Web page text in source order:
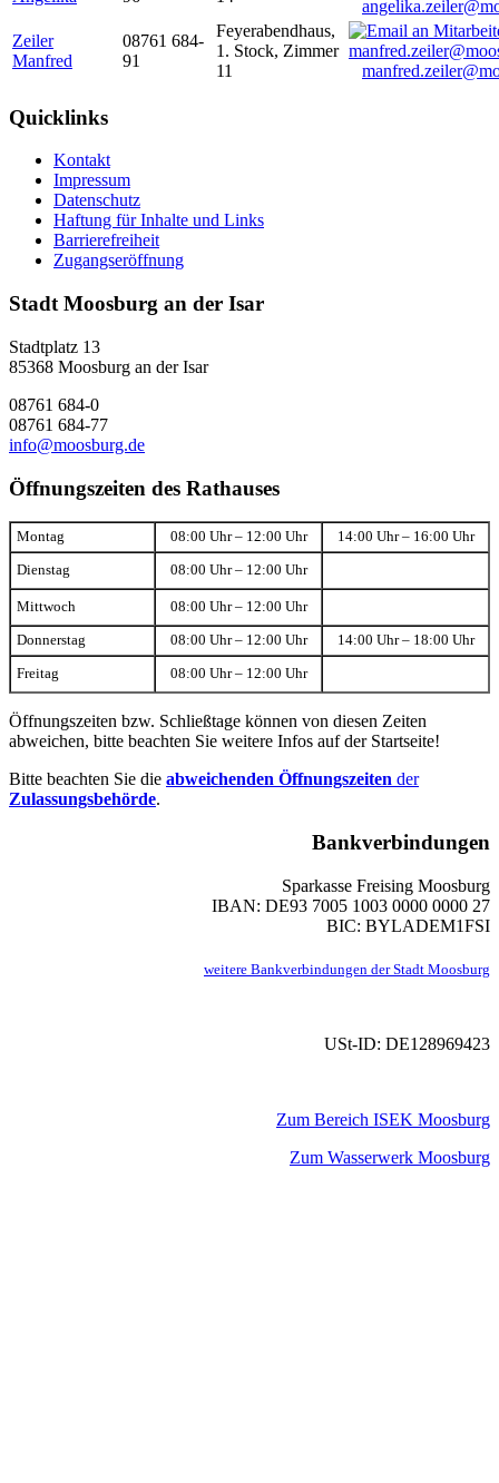
Zeiler
Manfred
08761 684-
91
Feyerabendhaus,
1. Stock, Zimmer
11
Quicklinks
Kontakt
Impressum
Datenschutz
Haftung für Inhalte und Links
Barrierefreiheit
Zugangseröffnung
Stadt Moosburg an der Isar
Stadtplatz 13
85368 Moosburg an der Isar
08761 684-0
08761 684-77
info@moosburg.de
Öffnungszeiten des Rathauses
Montag 08:00 Uhr – 12:00 Uhr 14:00 Uhr – 16:00 Uhr
Dienstag 08:00 Uhr – 12:00 Uhr
Mittwoch 08:00 Uhr – 12:00 Uhr
Donnerstag 08:00 Uhr – 12:00 Uhr 14:00 Uhr – 18:00 Uhr
Freitag 08:00 Uhr – 12:00 Uhr
Öffnungszeiten bzw. Schließtage können von diesen Zeiten
abweichen, bitte beachten Sie weitere Infos auf der Startseite!
Bitte beachten Sie die abweichenden Öffnungszeiten der
Zulassungsbehörde.
Bankverbindungen
Sparkasse Freising Moosburg
IBAN: DE93 7005 1003 0000 0000 27
BIC: BYLADEM1FSI
weitere Bankverbindungen der Stadt Moosburg
USt-ID: DE128969423
Zum Bereich ISEK Moosburg
Zum Wasserwerk Moosburg